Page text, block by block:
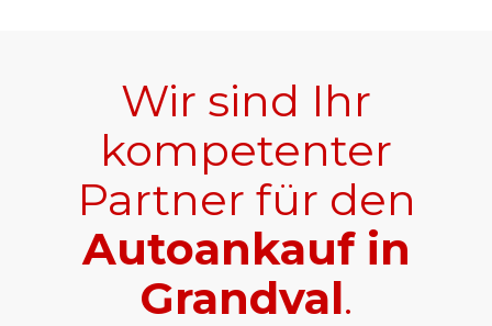
Wir sind Ihr
kompetenter
Partner für den
Autoankauf in
Grandval.